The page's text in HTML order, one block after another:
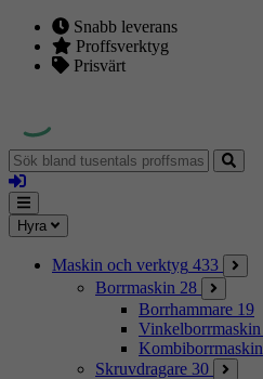
Snabb leverans
Proffsverktyg
Prisvärt
Sök
bland
tusentals
proffsmaskiner
Logga
in
Mina
sidor
Meny
Hyra
Maskin och verktyg 433
Borrmaskin 28
Borrhammare 19
Vinkelborrmaskin
Kombiborrmaskin
Skruvdragare 30